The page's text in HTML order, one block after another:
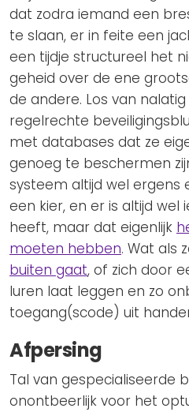
dat zodra iemand een
te slaan, er in feite een
een tijdje structureel het
geheid over de ene
de andere. Los van
regelrechte
met databases dat ze
genoeg te beschermen
systeem altijd wel ergens
een kier, en er is altijd wel
heeft, maar dat eigenlijk
moeten hebben. Wat als
buiten gaat, of zich door
luren laat leggen en zo
toegang(scode) uit
Afpersing
Tal van gespecialiseerde
onontbeerlijk voor het